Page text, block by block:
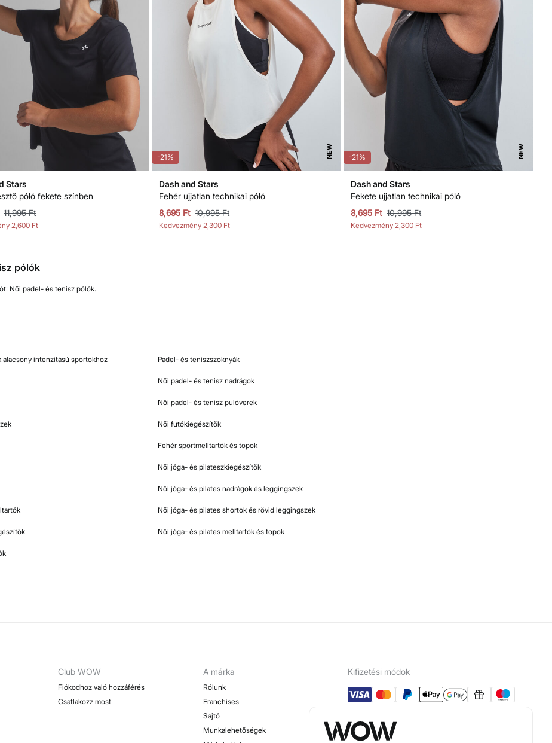
Stars
póló fekete színben
11,995 Ft
2,600 Ft
-21% NEW
Dash and Stars
Fehér ujjatlan technikai póló
8,695 Ft 10,995 Ft
Kedvezmény 2,300 Ft
-21% NEW
Dash and Stars
Fekete ujjatlan technikai póló
8,695 Ft 10,995 Ft
Kedvezmény 2,300 Ft
pólók
Női padel- és tenisz pólók.
intenzitású sportokhoz Padel- és teniszszoknyák
Női padel- és tenisz nadrágok
Női padel- és tenisz pulóverek
Női futókiegészítők
Fehér sportmelltartók és topok
Női jóga- és pilateszkiegészítők
Női jóga- és pilates nadrágok és leggingszek
Női jóga- és pilates shortok és rövid leggingszek
Női jóga- és pilates melltartók és topok
Club WOW
Fiókodhoz való hozzáférés
Csatlakozz most
A márka
Rólunk
Franchises
Sajtó
Munkalehetőségek
Kifizetési módok